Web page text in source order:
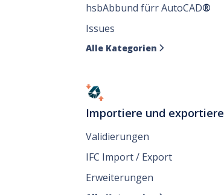
hsbAbbund fürr AutoCAD®
Issues
Alle Kategorien 
Importiere und exportiere
Validierungen
IFC Import / Export
Erweiterungen